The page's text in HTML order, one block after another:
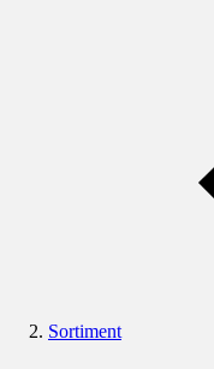
Sortiment